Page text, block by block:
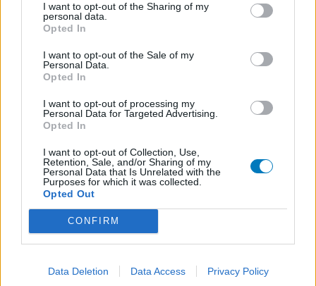
I want to opt-out of the Sharing of my
personal data.
Opted In
I want to opt-out of the Sale of my
Personal Data.
Opted In
I want to opt-out of processing my
Personal Data for Targeted Advertising.
Opted In
I want to opt-out of Collection, Use,
Retention, Sale, and/or Sharing of my
Personal Data that Is Unrelated with the
Purposes for which it was collected.
Opted Out
CONFIRM
Data Deletion Data Access Privacy Policy
28-09-2023 | Vrouw | 54
azelastinehydrochloride/fluticasonpropionaat
Huisstofallergie
Hoeveelheid bijwerkingen
meer. Geen continue kriebel aan de neus . En ik slaap
zelfs beter!
geef mening
18-06-2023 | Vrouw | 50